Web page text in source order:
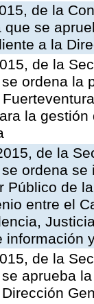
de la
se
a la
de la
ordena la
la
de la
ordena
Público de
entre el
información
de la
aprueba